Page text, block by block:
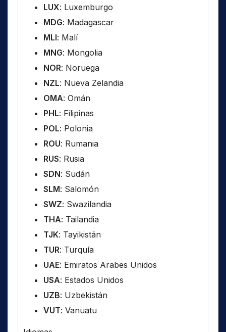
LUX: Luxemburgo
MDG: Madagascar
MLI: Malí
MNG: Mongolia
NOR: Noruega
NZL: Nueva Zelandia
OMA: Omán
PHL: Filipinas
POL: Polonia
ROU: Rumania
RUS: Rusia
SDN: Sudán
SLM: Salomón
SWZ: Swazilandia
THA: Tailandia
TJK: Tayikistán
TUR: Turquía
UAE: Emiratos Arabes Unidos
USA: Estados Unidos
UZB: Uzbekistán
VUT: Vanuatu